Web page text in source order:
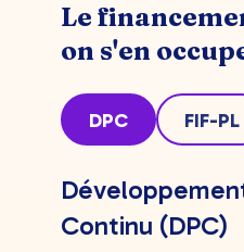
Le
on s'en
DPC FIF-PL
Continu (DPC)